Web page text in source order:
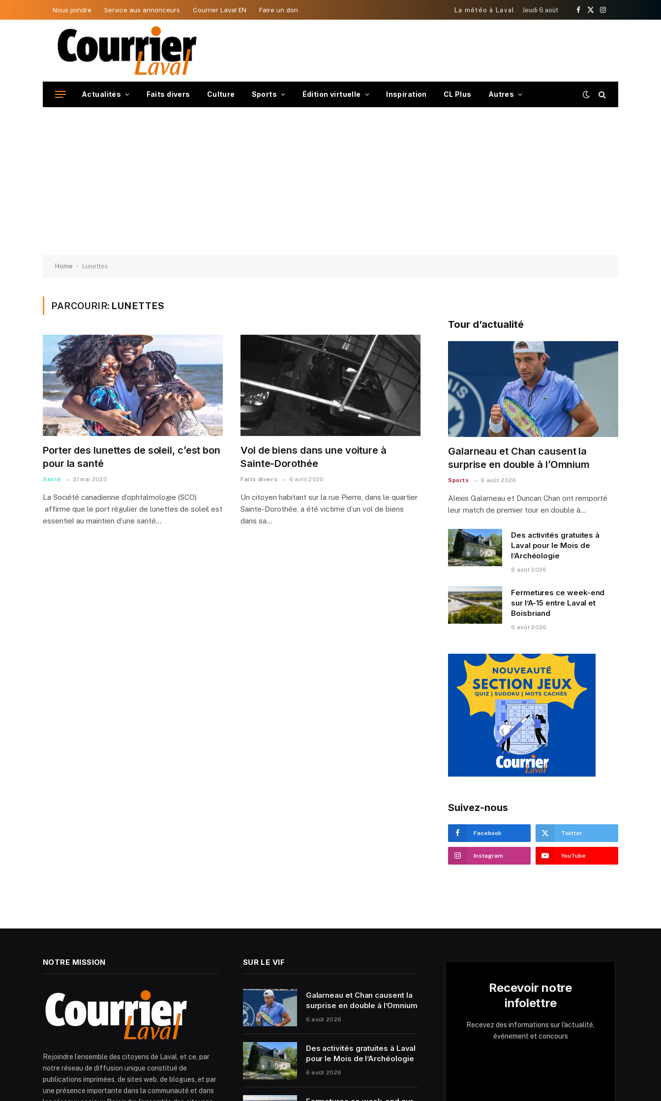
Nous joindre Service aux annonceurs Courrier Laval EN Faire un don La météo à Laval Jeudi 6 août
Facebook
X
Instagram
Actualités Faits divers Culture Sports Édition virtuelle Inspiration CL Plus Autres
Home - Lunettes
PARCOURIR: LUNETTES
Porter des lunettes de soleil, c’est bon
pour la santé
Santé 31 mai 2023
La Société canadienne d’ophtalmologie (SCO)
affirme que le port régulier de lunettes de soleil est
essentiel au maintien d’une santé…
Vol de biens dans une voiture à
Sainte-Dorothée
Faits divers 6 avril 2020
Un citoyen habitant sur la rue Pierre, dans le quartier
Sainte-Dorothée, a été victime d’un vol de biens
dans sa…
Tour d’actualité
Galarneau et Chan causent la
surprise en double à l’Omnium
Sports 6 août 2026
Alexis Galarneau et Duncan Chan ont remporté
leur match de premier tour en double à…
Des activités gratuites à
Laval pour le Mois de
l’Archéologie
6 août 2026
Fermetures ce week-end
sur l’A-15 entre Laval et
Boisbriand
6 août 2026
Suivez-nous
Facebook Twitter
Instagram YouTube
NOTRE MISSION
Rejoindre l’ensemble des citoyens de Laval, et ce, par
notre réseau de diffusion unique constitué de
publications imprimées, de sites web, de blogues, et par
une présence importante dans la communauté et dans
SUR LE VIF
Galarneau et Chan causent la
surprise en double à l’Omnium
6 août 2026
Des activités gratuites à Laval
pour le Mois de l’Archéologie
6 août 2026
Recevoir notre
infolettre
Recevez des informations sur l'actualité,
événement et concours